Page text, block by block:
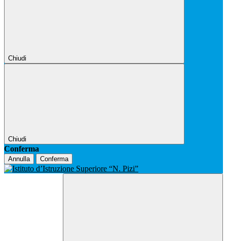
Chiudi
Chiudi
Conferma
Annulla Conferma